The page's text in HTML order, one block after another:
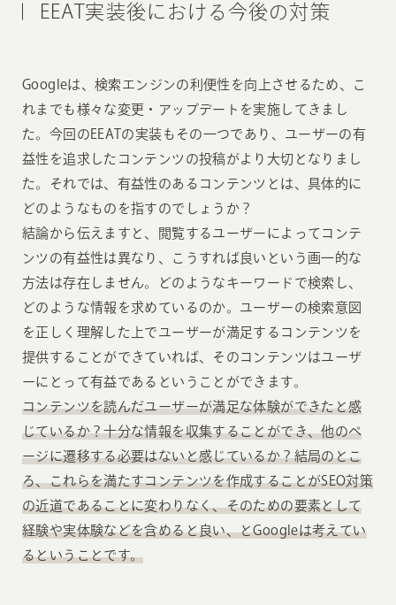
EEAT実装後における今後の対策
Googleは、検索エンジンの利便性を向上させるため、こ
れまでも様々な変更・アップデートを実施してきまし
た。今回のEEATの実装もその一つであり、ユーザーの有
益性を追求したコンテンツの投稿がより大切となりまし
た。それでは、有益性のあるコンテンツとは、具体的に
どのようなものを指すのでしょうか？
結論から伝えますと、閲覧するユーザーによってコンテ
ンツの有益性は異なり、こうすれば良いという画一的な
方法は存在しません。どのようなキーワードで検索し、
どのような情報を求めているのか。ユーザーの検索意図
を正しく理解した上でユーザーが満足するコンテンツを
提供することができていれば、そのコンテンツはユーザ
ーにとって有益であるということができます。
コンテンツを読んだユーザーが満足な体験ができたと感
じているか？十分な情報を収集することができ、他のペ
ージに遷移する必要はないと感じているか？結局のとこ
ろ、これらを満たすコンテンツを作成することがSEO対策
の近道であることに変わりなく、そのための要素として
経験や実体験などを含めると良い、とGoogleは考えてい
るということです。